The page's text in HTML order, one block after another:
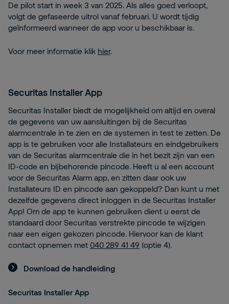
De pilot start in week 3 van 2025. Als alles goed verloopt,
volgt de gefaseerde uitrol vanaf februari. U wordt tijdig
geïnformeerd wanneer de app voor u beschikbaar is.
Voor meer informatie klik hier.
Securitas Installer App
Securitas Installer biedt de mogelijkheid om altijd en overal
de gegevens van uw aansluitingen bij de Securitas
alarmcentrale in te zien en de systemen in test te zetten. De
app is te gebruiken voor alle Installateurs en eindgebruikers
van de Securitas alarmcentrale die in het bezit zijn van een
ID-code en bijbehorende pincode. Heeft u al een account
voor de Securitas Alarm app, en zitten daar ook uw
Installateurs ID en pincode aan gekoppeld? Dan kunt u met
dezelfde gegevens direct inloggen in de Securitas Installer
App! Om de app te kunnen gebruiken dient u eerst de
standaard door Securitas verstrekte pincode te wijzigen
naar een eigen gekozen pincode. Hiervoor kan de klant
contact opnemen met 040 289 41 49 (optie 4).
Download de handleiding
Securitas Installer App